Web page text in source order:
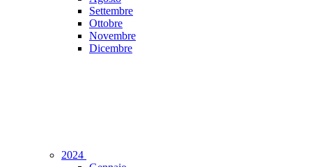
Settembre
Ottobre
Novembre
Dicembre
2024